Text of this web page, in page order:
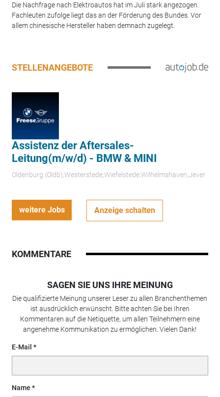
Die Nachfrage nach Elektroautos hat im Juli stark angezogen.
Fachleuten zufolge liegt das an der Förderung des Bundes. Vor
allem chinesische Hersteller haben demnach zugelegt.
STELLENANGEBOTE
Assistenz der Aftersales-
Leitung(m/w/d) - BMW & MINI
Oldenburg (Oldb);Westerstede;Wiefelstede;Wilhelmshaven;Jever
weitere Jobs Anzeige schalten
KOMMENTARE
SAGEN SIE UNS IHRE MEINUNG
Die qualifizierte Meinung unserer Leser zu allen Branchenthemen
ist ausdrücklich erwünscht. Bitte achten Sie bei Ihren
Kommentaren auf die Netiquette, um allen Teilnehmern eine
angenehme Kommunikation zu ermöglichen. Vielen Dank!
E-Mail
Name